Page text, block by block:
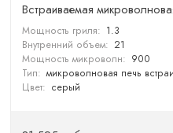
Встраиваемая
Мощность гриля: 1.3
Внутренний объем: 21
Мощность микроволн: 900
Тип: микроволновая печь
Цвет: серый